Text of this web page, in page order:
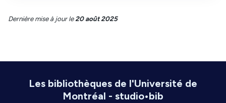
Dernière mise à jourle20 août 2025
Les bibliothèques de l'Université de
Montréal - studio•bib